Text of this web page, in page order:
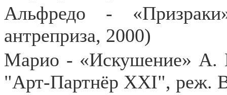
Альфредо -
антреприза, 2000)
Марио - «Искушение» А.
"Арт-Партнёр ХХI", реж.